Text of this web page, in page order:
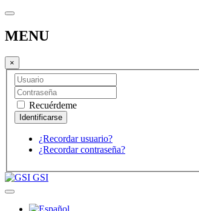
MENU
×
Recuérdeme
¿Recordar usuario?
¿Recordar contraseña?
GSI